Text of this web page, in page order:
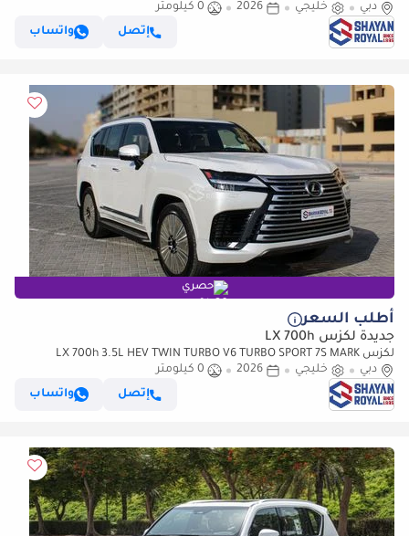
LEVINSON | AUTO PARKING, 2026MY
دبي خليجي 2026
0 كيلومتر
إتصل
واتساب
حصري
أطلب السعر
جديدة لكزس LX 700h
لكزس LX 700h 3.5L HEV TWIN TURBO V6 TURBO SPORT 7S MARK
LEVINSON | AUTO PARKING, 2026MY
دبي خليجي 2026
0 كيلومتر
إتصل
واتساب